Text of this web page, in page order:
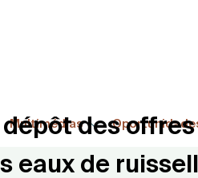
Multimédiasdes
eaux de